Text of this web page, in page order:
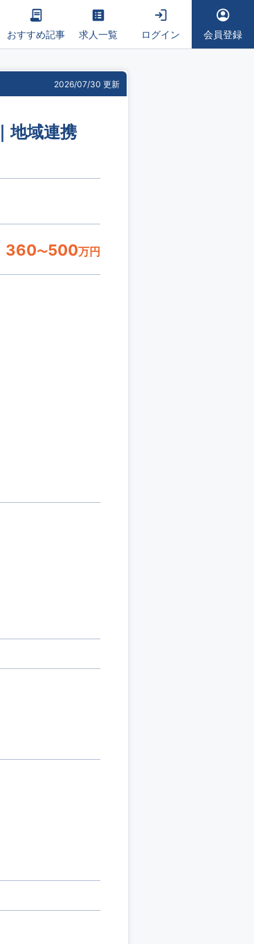
おすすめ記事 求人一覧 ログイン 会員登録
2026/07/30 更新
地域連携
360〜500万円